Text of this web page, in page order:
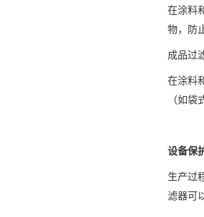
在涂料
物，防
成品过
在涂料
（如
设备保
生产过
滤器可